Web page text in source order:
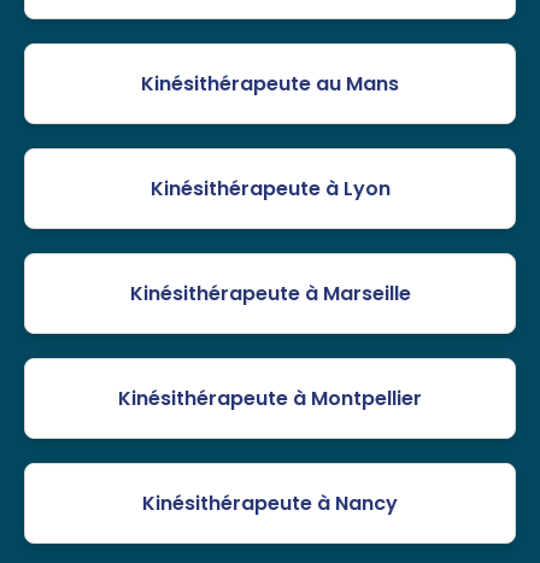
Kinésithérapeute au Mans
Kinésithérapeute à Lyon
Kinésithérapeute à Marseille
Kinésithérapeute à Montpellier
Kinésithérapeute à Nancy